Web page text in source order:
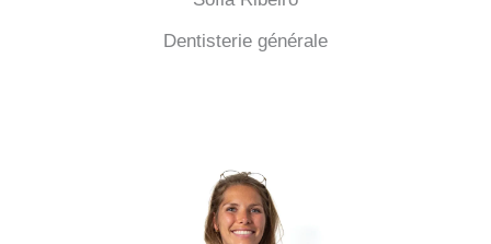
Dentisterie générale